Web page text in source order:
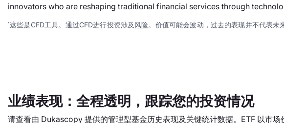
innovators who are reshaping traditional financial services through
*这些是CFD工具。通过CFD进行投资涉及 风险。价值可能会波动，过去的表现并不代表未
业绩表现：全程透明，跟踪您的投资情况
请查看由 Dukascopy 提供的管理型基金历史表现及关键统计数据。ETF 以市场